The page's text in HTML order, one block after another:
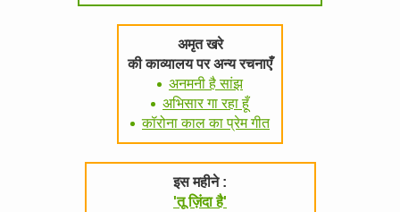
अमृत खरे
की काव्यालय पर अन्य रचनाएँ
अनमनी है सांझ
अभिसार गा रहा हूँ
कॉरोना काल का प्रेम गीत
इस महीने :
'तू ज़िंदा है'